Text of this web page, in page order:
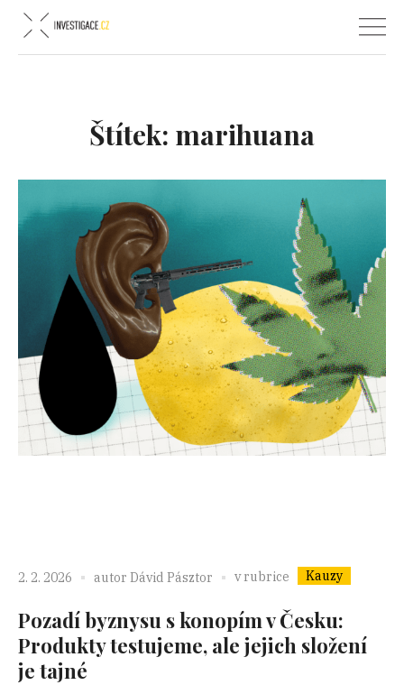
Štítek: marihuana
2. 2. 2026 autor Dávid Pásztor v rubrice Kauzy
Pozadí byznysu s konopím v Česku:
Produkty testujeme, ale jejich složení
je tajné